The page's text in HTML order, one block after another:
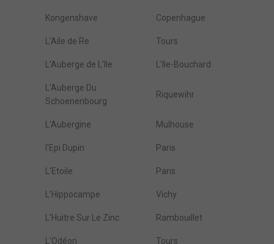
Kongenshave Copenhague
L'Aile de Re Tours
L'Auberge de L'Ile L'Ile-Bouchard
L'Auberge Du
Schoenenbourg
Riquewihr
L'Aubergine Mulhouse
l'Epi Dupin Paris
L'Etoile Paris
L'Hippocampe Vichy
L'Huitre Sur Le Zinc Rambouillet
L'Odéon Tours